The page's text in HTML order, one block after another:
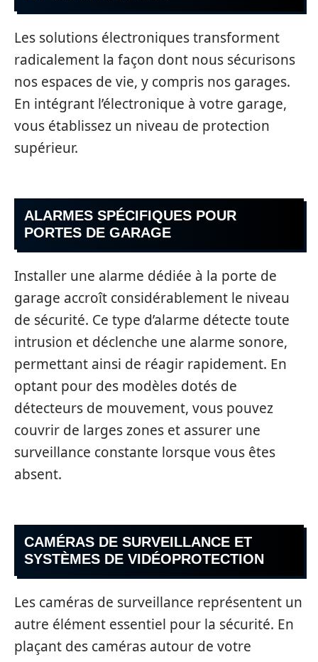
Les solutions électroniques transforment
radicalement la façon dont nous sécurisons
nos espaces de vie, y compris nos garages.
En intégrant l’électronique à votre garage,
vous établissez un niveau de protection
supérieur.
ALARMES SPÉCIFIQUES POUR
PORTES DE GARAGE
Installer une alarme dédiée à la porte de
garage accroît considérablement le niveau
de sécurité. Ce type d’alarme détecte toute
intrusion et déclenche une alarme sonore,
permettant ainsi de réagir rapidement. En
optant pour des modèles dotés de
détecteurs de mouvement, vous pouvez
couvrir de larges zones et assurer une
surveillance constante lorsque vous êtes
absent.
CAMÉRAS DE SURVEILLANCE ET
SYSTÈMES DE VIDÉOPROTECTION
Les caméras de surveillance représentent un
autre élément essentiel pour la sécurité. En
plaçant des caméras autour de votre